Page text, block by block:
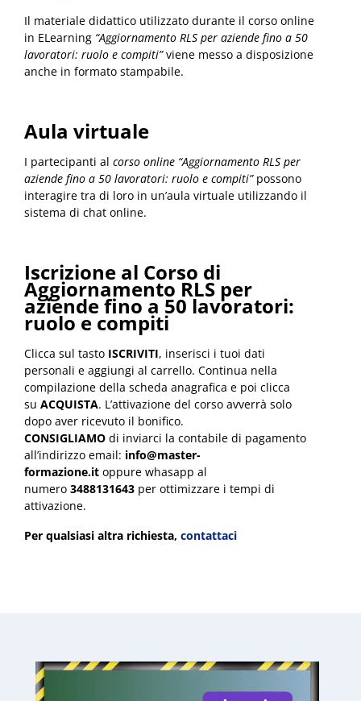
Il materiale didattico utilizzato durante il corso online
in ELearning “Aggiornamento RLS per aziende fino a 50
lavoratori: ruolo e compiti”viene messo a disposizione
anche in formato stampabile.
Aula virtuale
I partecipanti al corso online “Aggiornamento RLS per
aziende fino a 50 lavoratori: ruolo e compiti”possono
interagire tra di loro in un’aula virtuale utilizzando il
sistema di chat online.
Iscrizione al Corso di
Aggiornamento RLS per
aziende fino a 50 lavoratori:
ruolo e compiti
Clicca sul tasto ISCRIVITI, inserisci i tuoi dati
personali e aggiungi al carrello. Continua nella
compilazione della scheda anagrafica e poi clicca
su ACQUISTA. L’attivazione del corso avverrà solo
dopo aver ricevuto il bonifico.
CONSIGLIAMO di inviarci la contabile di pagamento
all’indirizzo email: info@master-
formazione.it oppure whasapp al
numero 3488131643 per ottimizzare i tempi di
attivazione.
Per qualsiasi altra richiesta, contattaci